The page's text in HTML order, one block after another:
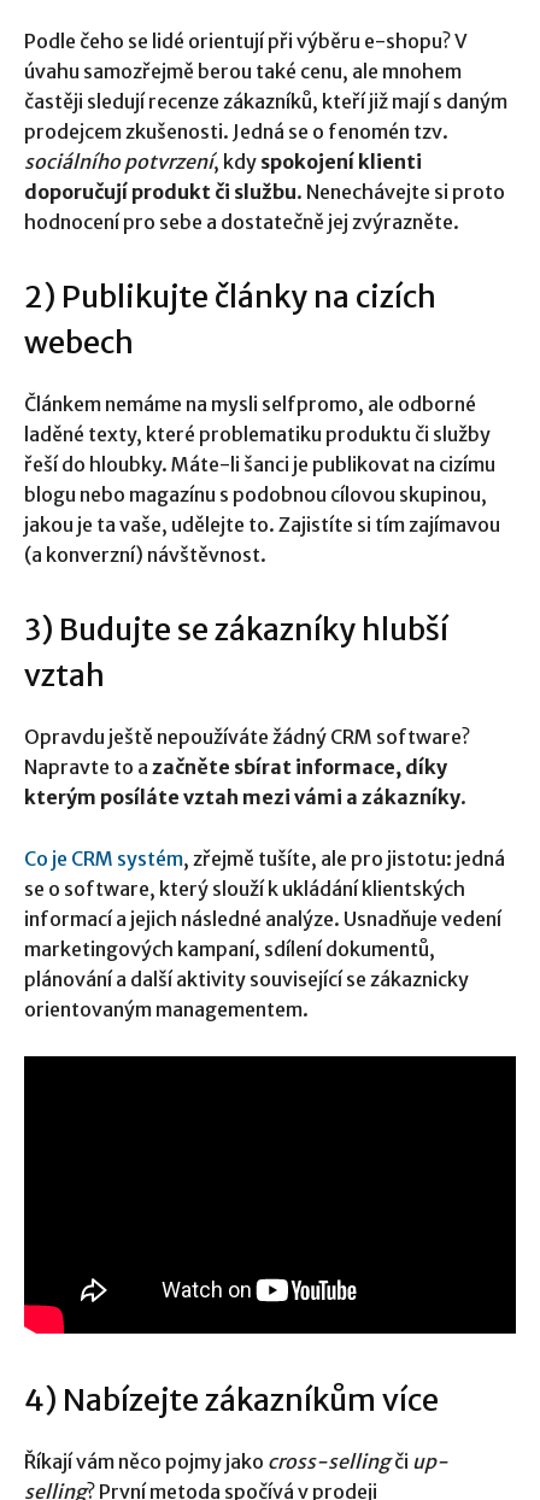
Podle čeho se lidé orientují při výběru e-shopu? V
úvahu samozřejmě berou také cenu, ale mnohem
častěji sledují recenze zákazníků, kteří již mají s daným
prodejcem zkušenosti. Jedná se o fenomén tzv.
sociálního potvrzení, kdy spokojení klienti
doporučují produkt či službu. Nenechávejte si proto
hodnocení pro sebe a dostatečně jej zvýrazněte.
2) Publikujte články na cizích
webech
Článkem nemáme na mysli selfpromo, ale odborné
laděné texty, které problematiku produktu či služby
řeší do hloubky. Máte-li šanci je publikovat na cizímu
blogu nebo magazínu s podobnou cílovou skupinou,
jakou je ta vaše, udělejte to. Zajistíte si tím zajímavou
(a konverzní) návštěvnost.
3) Budujte se zákazníky hlubší
vztah
Opravdu ještě nepoužíváte žádný CRM software?
Napravte to a začněte sbírat informace, díky
kterým posíláte vztah mezi vámi a zákazníky.
Co je CRM systém, zřejmě tušíte, ale pro jistotu: jedná
se o software, který slouží k ukládání klientských
informací a jejich následné analýze. Usnadňuje vedení
marketingových kampaní, sdílení dokumentů,
plánování a další aktivity související se zákaznicky
orientovaným managementem.
4) Nabízejte zákazníkům více
Říkají vám něco pojmy jako cross-sellingči up-
selling? První metoda spočívá v prodeji